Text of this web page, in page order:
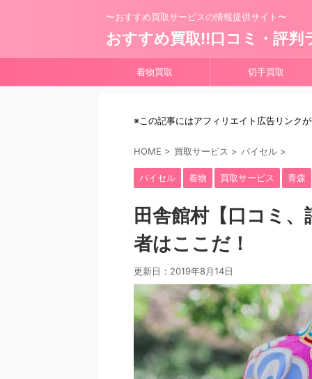
〜おすすめ買取サービスの情報提供サイト〜
おすすめ買取!!口コミ・評判
着物買取 切手買取
※この記事にはアフィリエイト広告リンク
HOME > 買取サービス > バイセル >
バイセル 着物 買取サービス 青森
田舎館村【口コミ
者はここだ！
更新日： 2019年8月14日